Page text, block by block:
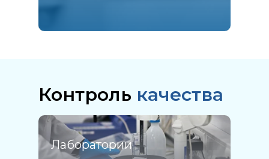
Лаборатории
Контроль качества